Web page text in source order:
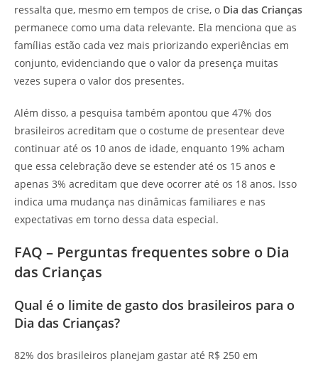
ressalta que, mesmo em tempos de crise, o Dia das Crianças
permanece como uma data relevante. Ela menciona que as
famílias estão cada vez mais priorizando experiências em
conjunto, evidenciando que o valor da presença muitas
vezes supera o valor dos presentes.
Além disso, a pesquisa também apontou que 47% dos
brasileiros acreditam que o costume de presentear deve
continuar até os 10 anos de idade, enquanto 19% acham
que essa celebração deve se estender até os 15 anos e
apenas 3% acreditam que deve ocorrer até os 18 anos. Isso
indica uma mudança nas dinâmicas familiares e nas
expectativas em torno dessa data especial.
FAQ – Perguntas frequentes sobre o Dia
das Crianças
Qual é o limite de gasto dos brasileiros para o
Dia das Crianças?
82% dos brasileiros planejam gastar até R$ 250 em